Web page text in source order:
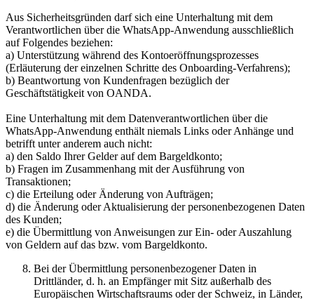
Aus Sicherheitsgründen darf sich eine Unterhaltung mit dem
Verantwortlichen über die WhatsApp-Anwendung ausschließlich
auf Folgendes beziehen:
a) Unterstützung während des Kontoeröffnungsprozesses
(Erläuterung der einzelnen Schritte des Onboarding-Verfahrens);
b) Beantwortung von Kundenfragen bezüglich der
Geschäftstätigkeit von OANDA.
Eine Unterhaltung mit dem Datenverantwortlichen über die
WhatsApp-Anwendung enthält niemals Links oder Anhänge und
betrifft unter anderem auch nicht:
a) den Saldo Ihrer Gelder auf dem Bargeldkonto;
b) Fragen im Zusammenhang mit der Ausführung von
Transaktionen;
c) die Erteilung oder Änderung von Aufträgen;
d) die Änderung oder Aktualisierung der personenbezogenen Daten
des Kunden;
e) die Übermittlung von Anweisungen zur Ein- oder Auszahlung
von Geldern auf das bzw. vom Bargeldkonto.
Bei der Übermittlung personenbezogener Daten in
Drittländer, d. h. an Empfänger mit Sitz außerhalb des
Europäischen Wirtschaftsraums oder der Schweiz, in Länder,